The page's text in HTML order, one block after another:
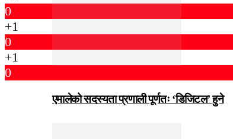
एमालेको सदस्यता प्रणाली पूर्णतः ‘डिजिटल’ हुने
0
+1
0
+1
0